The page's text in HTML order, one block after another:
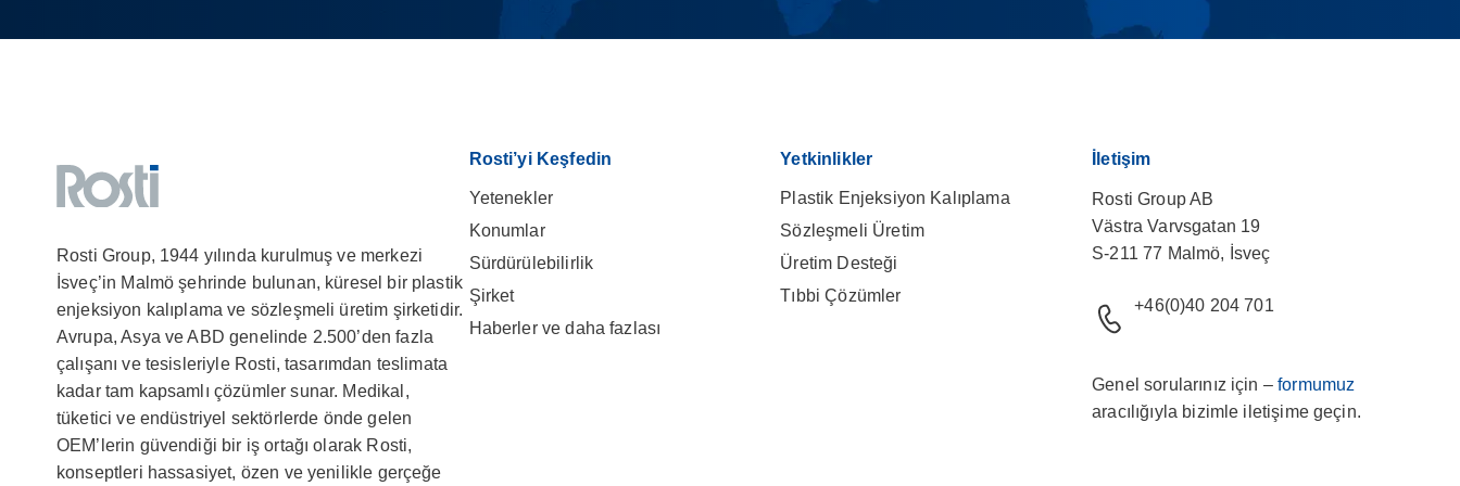
Rosti Group, 1944 yılında kurulmuş ve merkezi
İsveç’in Malmö şehrinde bulunan, küresel bir plastik
enjeksiyon kalıplama ve sözleşmeli üretim şirketidir.
Avrupa, Asya ve ABD genelinde 2.500’den fazla
çalışanı ve tesisleriyle Rosti, tasarımdan teslimata
kadar tam kapsamlı çözümler sunar. Medikal,
tüketici ve endüstriyel sektörlerde önde gelen
OEM’lerin güvendiği bir iş ortağı olarak Rosti,
konseptleri hassasiyet, özen ve yenilikle gerçeğe
Rosti’yi Keşfedin
Yetenekler
Konumlar
Sürdürülebilirlik
Şirket
Haberler ve daha fazlası
Yetkinlikler
Plastik Enjeksiyon Kalıplama
Sözleşmeli Üretim
Üretim Desteği
Tıbbi Çözümler
İletişim
Rosti Group AB
Västra Varvsgatan 19
S-211 77 Malmö, İsveç
+46(0)40 204 701
Genel sorularınız için –formumuz
aracılığıyla bizimle iletişime geçin.